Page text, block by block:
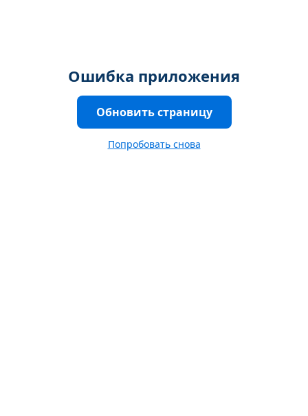
Ошибка приложения
Обновить страницу
Попробовать снова